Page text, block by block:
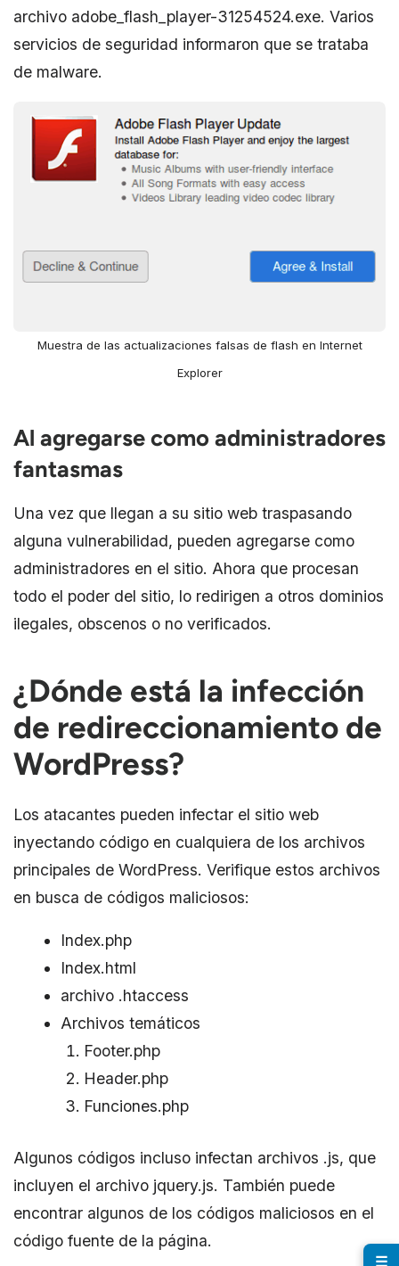
archivo adobe_flash_player-31254524.exe. Varios
servicios de seguridad informaron que se trataba
de malware.
Muestra de las actualizaciones falsas de flash en Internet
Explorer
Al agregarse como administradores
fantasmas
Una vez que llegan a su sitio web traspasando
alguna vulnerabilidad, pueden agregarse como
administradores en el sitio. Ahora que procesan
todo el poder del sitio, lo redirigen a otros dominios
ilegales, obscenos o no verificados.
¿Dónde está la infección
de redireccionamiento de
WordPress?
Los atacantes pueden infectar el sitio web
inyectando código en cualquiera de los archivos
principales de WordPress. Verifique estos archivos
en busca de códigos maliciosos:
Index.php
Index.html
archivo .htaccess
Archivos temáticos
Footer.php
Header.php
Funciones.php
Algunos códigos incluso infectan archivos .js, que
incluyen el archivo jquery.js. También puede
encontrar algunos de los códigos maliciosos en el
código fuente de la página.
☰